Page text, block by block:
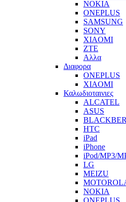
NOKIA
ONEPLUS
SAMSUNG
SONY
XIAOMI
ZTE
Αλλα
Διαφορα
ONEPLUS
XIAOMI
Καλωδιοταινιες
ALCATEL
ASUS
HTC
iPad
iPhone
iPod/MP3/
LG
MEIZU
NOKIA
ONEPLUS